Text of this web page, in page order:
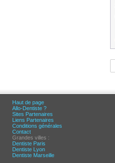
Haut de page
Allo-Dentiste ?
Sites Partenaires
Liens Partenaires
Conditions générales
Contact
Grandes villes :
Dentiste Paris
Dentiste Lyon
Dentiste Marseille